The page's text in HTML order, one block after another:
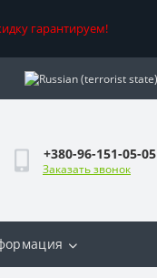
гарантируем!
+380-96-151-05-05
Заказать звонок